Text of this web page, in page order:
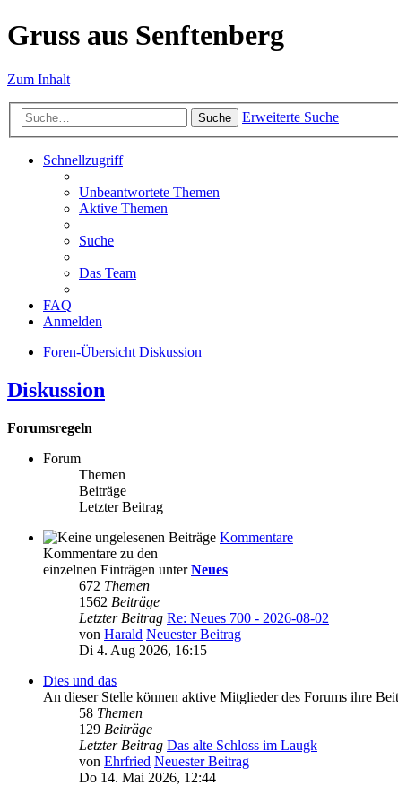
Gruss aus Senftenberg
Zum Inhalt
Suche Erweiterte Suche
Schnellzugriff
Unbeantwortete Themen
Aktive Themen
Suche
Das Team
FAQ
Anmelden
Foren-Übersicht Diskussion
Diskussion
Forumsregeln
Forum
Themen
Beiträge
Letzter Beitrag
Kommentare
Kommentare zu den
einzelnen Einträgen unterNeues
672 Themen
1562 Beiträge
Letzter Beitrag Re: Neues 700 - 2026-08-02
von Harald Neuester Beitrag
Di 4. Aug 2026, 16:15
Dies und das
An dieser Stelle können aktive Mitglieder des Forums ihre
58 Themen
129 Beiträge
Letzter Beitrag Das alte Schloss im Laugk
von Ehrfried Neuester Beitrag
Do 14. Mai 2026, 12:44